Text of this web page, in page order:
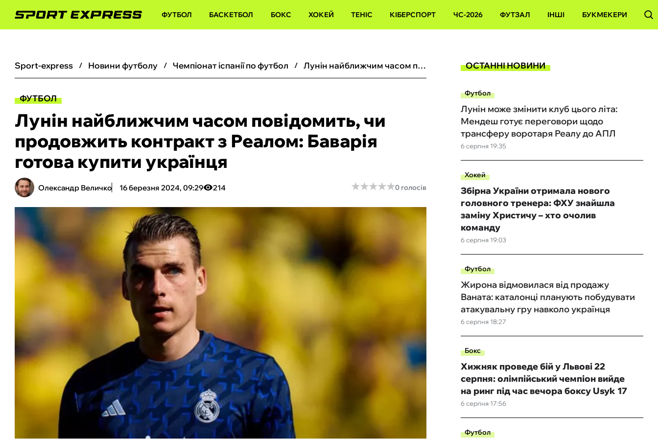
ФУТБОЛ БАСКЕТБОЛ БОКС ХОКЕЙ ТЕНІС КІБЕРСПОРТ ЧС-2026 ФУТЗАЛ ІНШІ БУКМЕКЕРИ
sport-express новини футболу чемпіонат іспанії по футбол Лунін найближчим часом повідомить, чи продовжить контракт з Реалом: Баварія готова купити українця
ФУТБОЛ
Лунін найближчим часом повідомить, чи
продовжить контракт з Реалом: Баварія
готова купити українця
Олександр Величко 16 березня 2024, 09:29 214 ★★★★★
★★★★★0 голосів
ОСТАННІ НОВИНИ
Футбол
6 серпня 19:35
Лунін може змінити клуб цього літа:
Мендеш готує переговори щодо
трансферу воротаря Реалу до АПЛ
Хокей
6 серпня 19:03
Збірна України отримала нового
головного тренера: ФХУ знайшла
заміну Христичу – хто очолив
команду
Футбол
6 серпня 18:27
Жирона відмовилася від продажу
Ваната: каталонці планують побудувати
атакувальну гру навколо українця
Бокс
6 серпня 17:56
Хижняк проведе бій у Львові 22
серпня: олімпійський чемпіон вийде
на ринг під час вечора боксу Usyk 17
Футбол